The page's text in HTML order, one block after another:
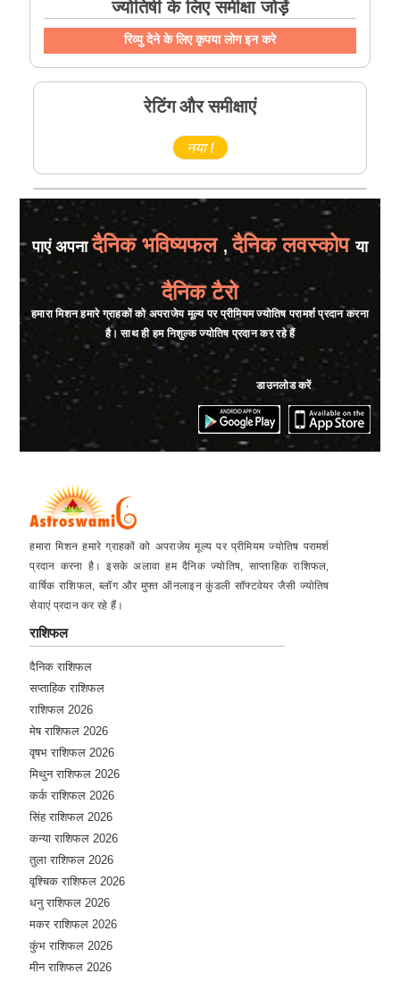
ज्योतिषी के लिए समीक्षा जोड़ें
रिव्यु देने के लिए कृपया लोग इन करे
रेटिंग और समीक्षाएं
नया !
पाएं अपनादैनिक भविष्यफल , दैनिक लवस्कोपया
दैनिक टैरो
हमारा मिशन हमारे ग्राहकों को अपराजेय मूल्य पर प्रीमियम ज्योतिष परामर्श प्रदान करना
है। साथ ही हम निशुल्क ज्योतिष प्रदान कर रहे हैं
डाउनलोड करें
हमारा मिशन हमारे ग्राहकों को अपराजेय मूल्य पर प्रीमियम ज्योतिष परामर्श
प्रदान करना है। इसके अलावा हम दैनिक ज्योतिष, साप्ताहिक राशिफल,
वार्षिक राशिफल, ब्लॉग और मुफ्त ऑनलाइन कुंडली सॉफ्टवेयर जैसी ज्योतिष
सेवाएं प्रदान कर रहे हैं।
राशिफल
दैनिक राशिफल
सप्ताहिक राशिफल
राशिफल 2026
मेष राशिफल 2026
वृषभ राशिफल 2026
मिथुन राशिफल 2026
कर्क राशिफल 2026
सिंह राशिफल 2026
कन्या राशिफल 2026
तुला राशिफल 2026
वृश्चिक राशिफल 2026
धनु राशिफल 2026
मकर राशिफल 2026
कुंभ राशिफल 2026
मीन राशिफल 2026